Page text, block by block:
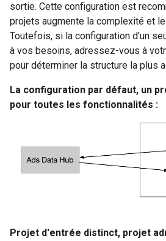
sortie. Cette configuration est
projets augmente la complexité et
Toutefois, si la configuration d'un
à vos besoins, adressez-vous à
pour déterminer la structure la plus
La configuration par défaut, un
pour toutes les fonctionnalités :
Projet d'entrée distinct, projet